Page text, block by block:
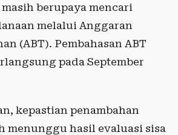
berupaya mencari
melalui Anggaran
(ABT). Pembahasan ABT
pada September
kepastian penambahan
menunggu hasil evaluasi sisa